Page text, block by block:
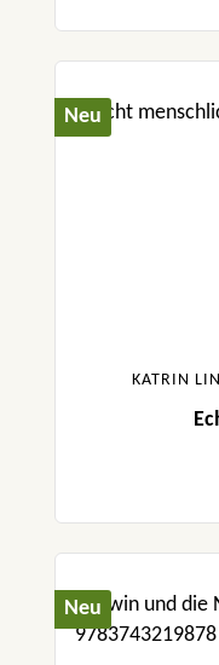
Neu
KATRIN
Neu